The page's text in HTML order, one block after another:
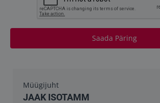
Saada Päring
Müügijuht
JAAK ISOTAMM